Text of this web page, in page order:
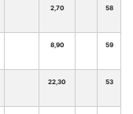
2,70 58
8,90 59
22,30 53